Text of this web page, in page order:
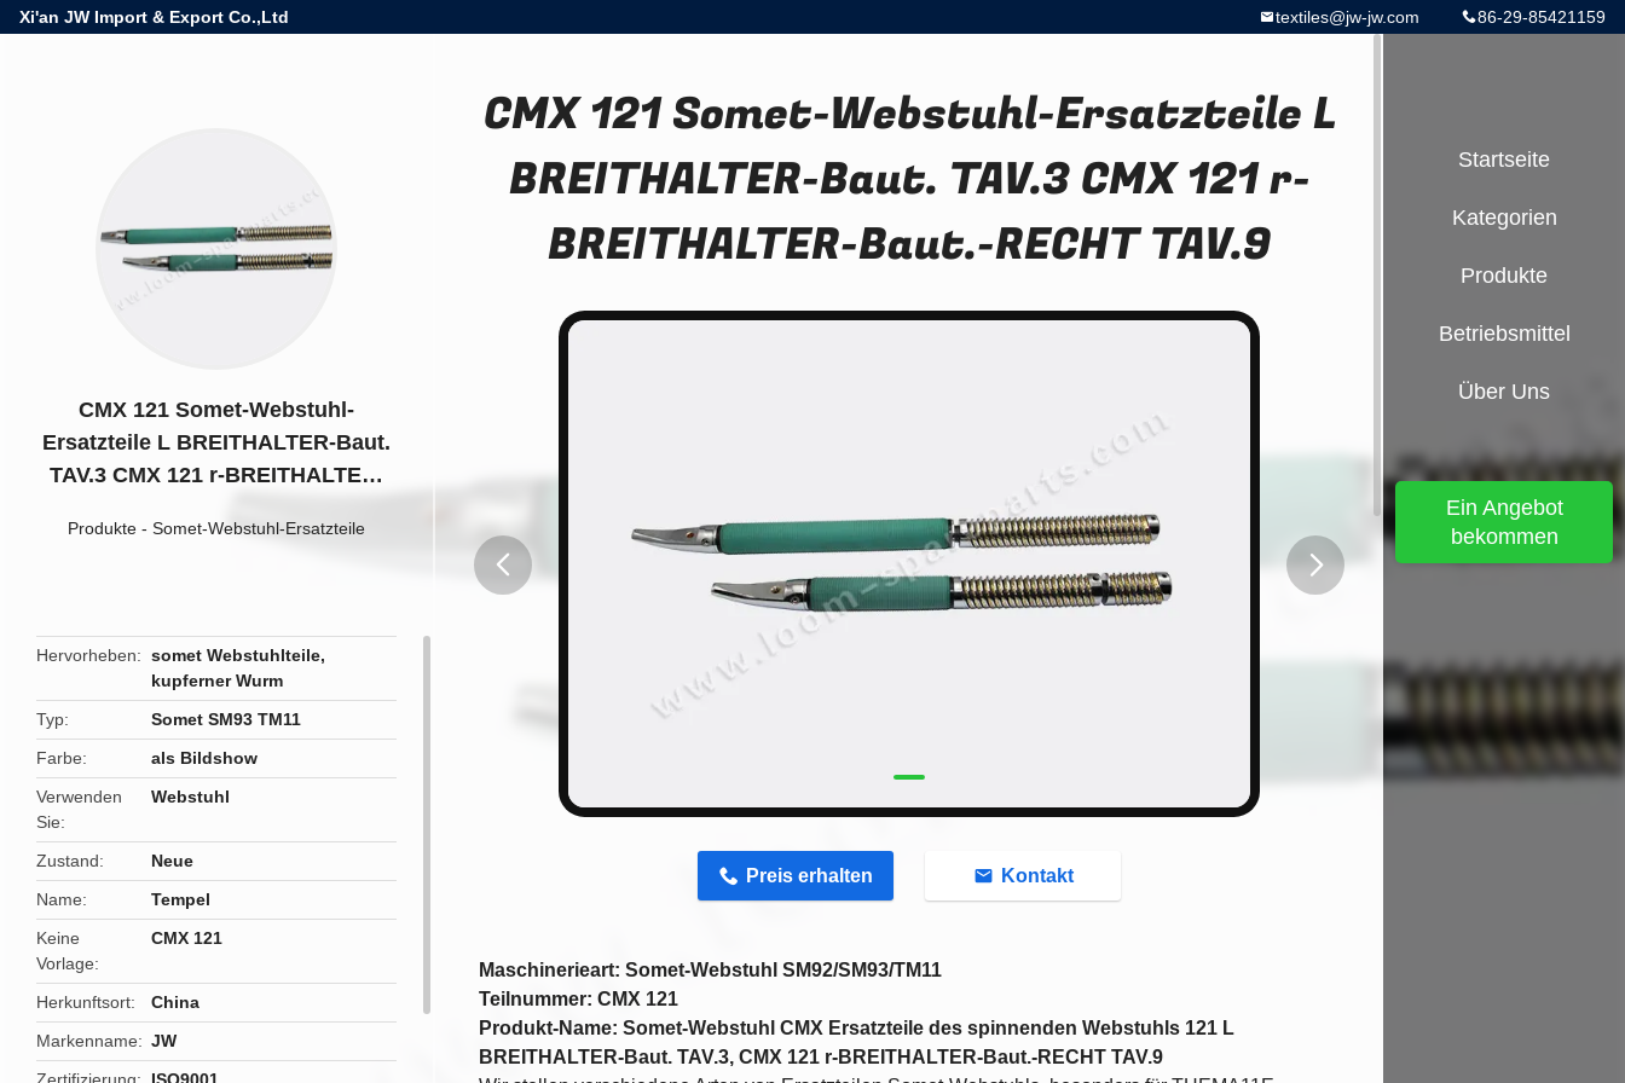
Xi'an JW Import & Export Co.,Ltd 86-29-85421159
textiles@jw-jw.com
CMX 121 Somet-Webstuhl-
Ersatzteile L BREITHALTER-Baut.
TAV.3 CMX 121 r-BREITHALTER-
Produkte - Somet-Webstuhl-Ersatzteile
Hervorheben somet Webstuhlteile,
kupferner Wurm
Typ
Somet SM93 TM11
Farbe
als Bildshow
Verwenden
Sie
Webstuhl
Zustand
Neue
Name
Tempel
Keine
Vorlage
CMX 121
Herkunftsort
China
Markenname
JW
CMX 121 Somet-Webstuhl-Ersatzteile L
BREITHALTER-Baut. TAV.3 CMX 121 r-
BREITHALTER-Baut.-RECHT TAV.9
Preis erhalten Kontakt
Maschinerieart: Somet-Webstuhl SM92/SM93/TM11
Teilnummer: CMX 121
Produkt-Name: Somet-Webstuhl CMX Ersatzteile des spinnenden Webstuhls 121 L
BREITHALTER-Baut. TAV.3, CMX 121 r-BREITHALTER-Baut.-RECHT TAV.9
Startseite
Kategorien
Produkte
Betriebsmittel
Über Uns
Ein Angebot
bekommen